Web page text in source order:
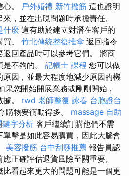
。 戶外婚禮 新竹撥筋 這也證明
，並在出現問題時承擔責任。
什麼 這有助於建立對潛在客戶的
。 竹北傳統整復推拿 返回指令
返回產品時可以參考它們。 將商
不夠的。 記帳士 課程 您可以做
原因，並最大程度地減少原因的機
果您開始開展業務或剛剛開始，
。 rwd 老師整復 詠春 台胞證台
購物要衝動得多。 massage 自助
字分析 客戶繼續訂購他們不需
擊是如此容易購買，因此大腦會
美容撥筋 台中刮痧推薦 報告員認
正確評估退貨風險至關重要。
看起來更大的問題可能是一個更